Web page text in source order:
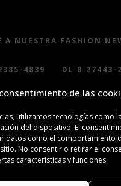
de las
utilizamos tecnologías como
del dispositivo. El
datos como el comportamiento
No consentir o retirar el
características y funciones.
A NUESTRA FASHION
4839 DL B 27443-